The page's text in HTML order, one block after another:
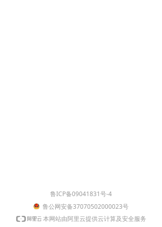
鲁ICP备09041831号-4
鲁公网安备37070502000023号
本网站由阿里云提供云计算及安全服务